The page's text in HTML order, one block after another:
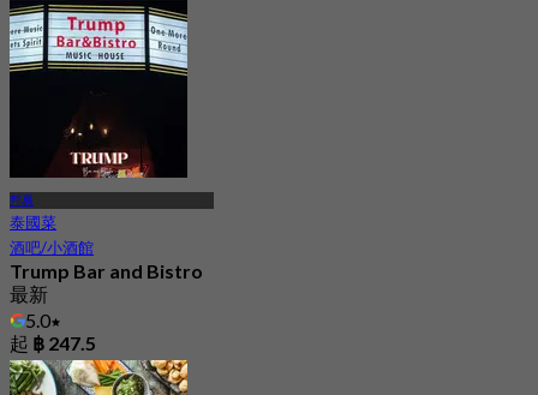
5.0
1.4K 已預訂
起฿ 590
邦裹
泰國菜
酒吧/小酒館
Trump Bar and Bistro
最新
5.0
起 ฿ 247.5